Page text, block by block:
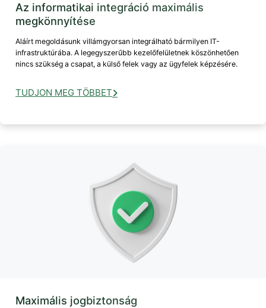
Az informatikai integráció maximális
megkönnyítése
Aláírt megoldásunk villámgyorsan integrálható bármilyen IT-
infrastruktúrába. A legegyszerűbb kezelőfelületnek köszönhetően
nincs szükség a csapat, a külső felek vagy az ügyfelek képzésére.
TUDJON MEG TÖBBET
Maximális jogbiztonság